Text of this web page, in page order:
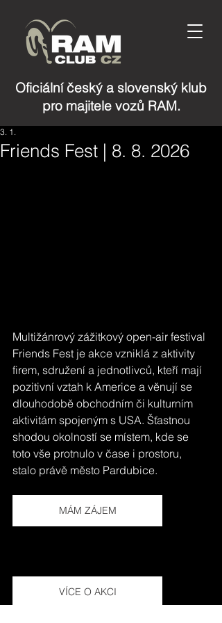
Oficiální český a slovenský klub
pro majitele vozů RAM.
Friends Fest | 8. 8. 2026
3. 1.
Multižánrový zážitkový open-air festival
Friends Fest je akce vzniklá z aktivity
firem, sdružení a jednotlivců, kteří mají
pozitivní vztah k Americe a věnují se
dlouhodobě obchodním či kulturním
aktivitám spojeným s USA. Šťastnou
shodou okolností se místem, kde se
toto vše protnulo v čase i prostoru,
stalo právě město Pardubice.
MÁM ZÁJEM
VÍCE O AKCI